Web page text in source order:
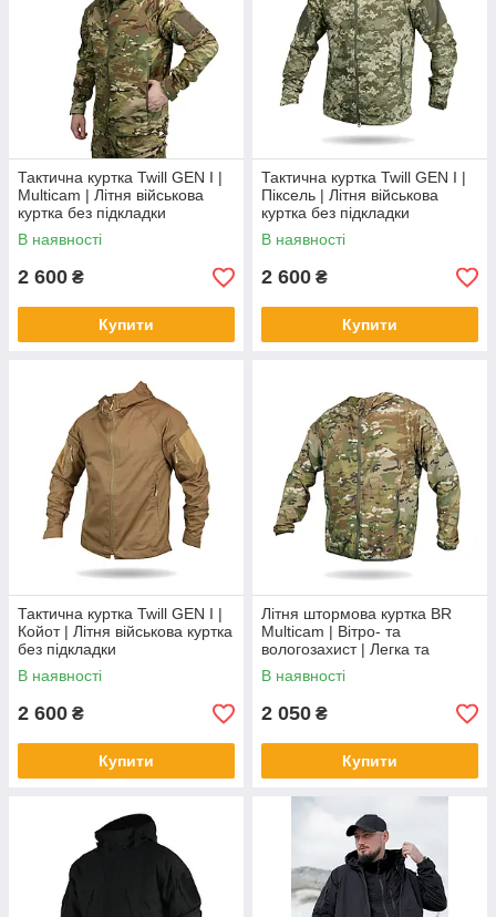
Тактична куртка Twill GEN I |
Multicam | Літня військова
куртка без підкладки
В наявності
2 600 ₴
Купити
Тактична куртка Twill GEN I |
Піксель | Літня військова
куртка без підкладки
В наявності
2 600 ₴
Купити
Тактична куртка Twill GEN I |
Койот | Літня військова куртка
без підкладки
В наявності
2 600 ₴
Купити
Літня штормова куртка BR
Multicam | Вітро- та
вологозахист | Легка та
дихаюча
В наявності
2 050 ₴
Купити